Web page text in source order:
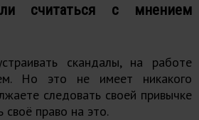
считаться с мнением
скандалы, на работе
Но это не имеет никакого
следовать своей привычке
своё право на это.